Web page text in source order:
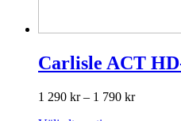
Carlisle ACT
1 290 kr – 1 790 kr